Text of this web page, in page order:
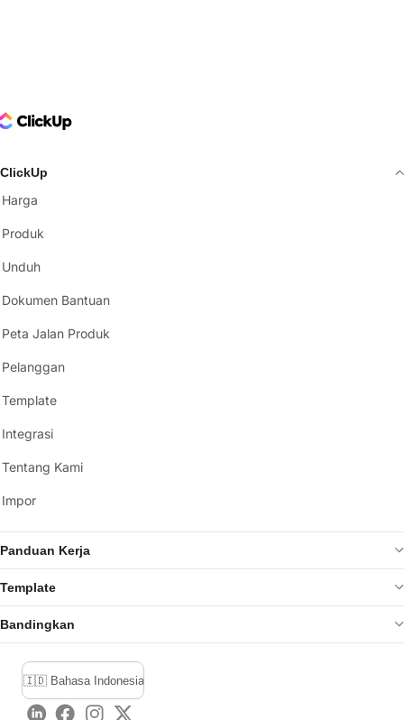
Logo
ClickUp
Harga
Produk
Unduh
Dokumen Bantuan
Peta Jalan Produk
Pelanggan
Template
Integrasi
Tentang Kami
Impor
Panduan Kerja
Template
Bandingkan